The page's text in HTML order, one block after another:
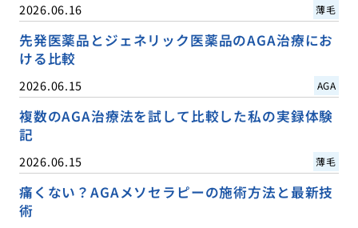
2026.06.16 薄毛
先発医薬品とジェネリック医薬品のAGA治療にお
ける比較
2026.06.15 AGA
複数のAGA治療法を試して比較した私の実録体験
記
2026.06.15 薄毛
痛くない？AGAメソセラピーの施術方法と最新技
術